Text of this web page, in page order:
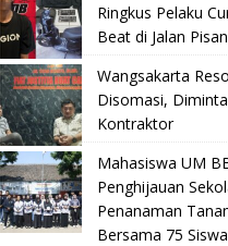
Ringkus Pelaku
Beat di Jalan
Wangsakarta
Disomasi,
Kontraktor
Mahasiswa UM
Penghijauan
Penanaman
Bersama 75